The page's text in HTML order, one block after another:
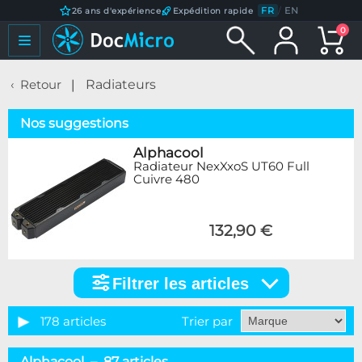
26 ans d'expérience Expédition rapide FR / EN
0
Retour Radiateurs
Nos suggestions
Alphacool
Radiateur NexXxoS UT60 Full
Cuivre 480
132,90 €
articles
Catégorie
Filtrer les articles
178 articles Trier par